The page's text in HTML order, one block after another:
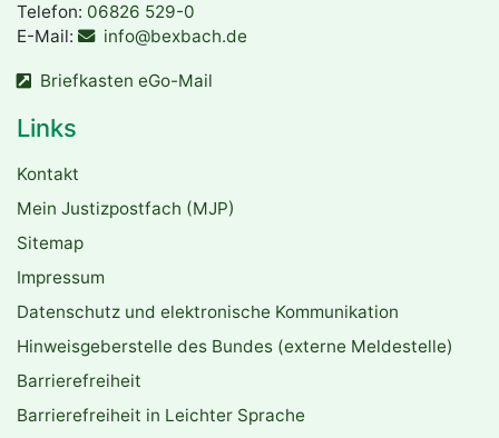
Telefon: 06826 529-0
E-Mail:
info@bexbach.de
Briefkasten eGo-Mail
Links
Kontakt
Mein Justizpostfach (MJP)
Sitemap
Impressum
Datenschutz und elektronische Kommunikation
Hinweisgeberstelle des Bundes (externe Meldestelle)
Barrierefreiheit
Barrierefreiheit in Leichter Sprache